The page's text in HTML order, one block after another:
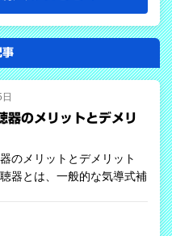
事
器のメリットとデメリ
のメリットとデメリット
器とは、一般的な気導式補